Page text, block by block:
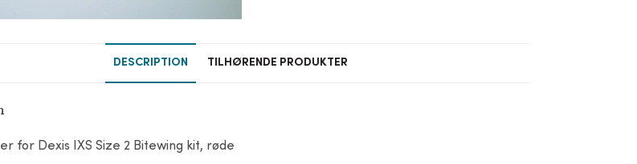
DESCRIPTION TILHØRENDE PRODUKTER
for Dexis IXS Size 2 Bitewing kit, røde